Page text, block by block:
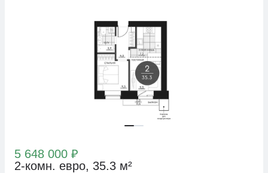
5 648 000 ₽
2-комн. евро, 35.3 м²